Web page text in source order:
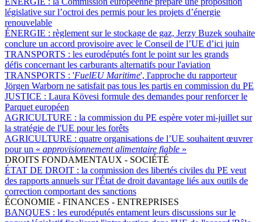
législative sur l’octroi des permis pour les projets d’énergie
renouvelable
ÉNERGIE : règlement sur le stockage de gaz, Jerzy Buzek souhaite
conclure un accord provisoire avec le Conseil de l’UE d’ici juin
TRANSPORTS : les eurodéputés font le point sur les grands
défis concernant les carburants alternatifs pour l'aviation
TRANSPORTS : 'FuelEU Maritime', l'approche du rapporteur
Jörgen Warborn ne satisfait pas tous les partis en commission du PE
JUSTICE : Laura Kövesi formule des demandes pour renforcer le
Parquet européen
AGRICULTURE : la commission du PE espère voter mi-juillet sur
la stratégie de l'UE pour les forêts
AGRICULTURE : quatre organisations de l’UE souhaitent œuvrer
pour un « approvisionnement alimentaire fiable »
DROITS FONDAMENTAUX - SOCIÉTÉ
ÉTAT DE DROIT : la commission des libertés civiles du PE veut
des rapports annuels sur l'État de droit davantage liés aux outils de
correction comportant des sanctions
ÉCONOMIE - FINANCES - ENTREPRISES
BANQUES : les eurodéputés entament leurs discussions sur le